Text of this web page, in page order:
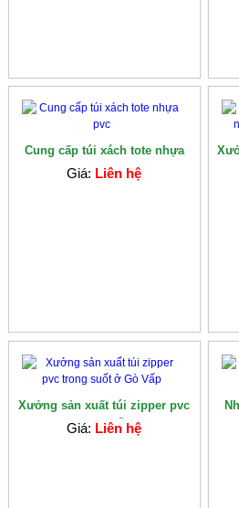
Cung cấp túi xách tote nhựa
pvc
Giá: Liên hệ
Xưởng sản xuất túi zipper pvc
trong suốt...
Giá: Liên hệ